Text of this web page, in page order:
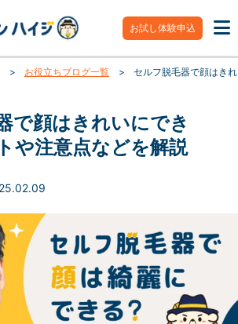
お試し体験申込
> お役立ちブログ一覧 > セルフ脱毛器で顔はき
で顔はきれいにでき
や注意点などを解説